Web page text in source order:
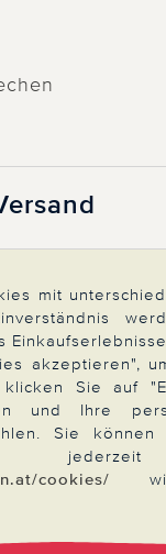
Sie gern
Datenschutz
inkl. der
mit
akzeptieren",
Sie auf
und Ihre
Sie
cookies/